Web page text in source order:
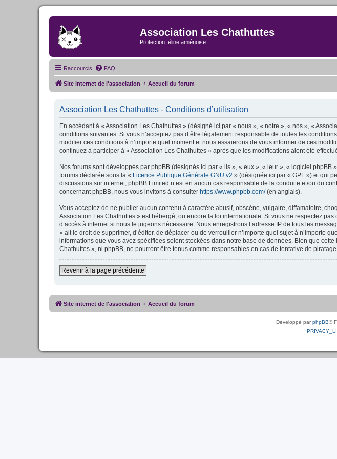
Association Les Chathuttes
Protection féline amiénoise
Raccourcis FAQ
Site internet de l'association Accueil du forum
Association Les Chathuttes - Conditions d’utilisation
En accédant à « Association Les Chathuttes » (désigné ici par « nous », « notre », « nos », «
conditions suivantes. Si vous n’acceptez pas d’être légalement responsable de toutes les
modifier ces conditions à n’importe quel moment et nous essaierons de vous informer de ces
continuez à participer à « Association Les Chathuttes » après que les modifications aient été
Nos forums sont développés par phpBB (désignés ici par « ils », « eux », « leur », « logiciel
forums déclarée sous la « Licence Publique Générale GNU v2 » (désignée ici par « GPL ») et qui
discussions sur internet, phpBB Limited n’est en aucun cas responsable de la conduite et/ou du
concernant phpBB, nous vous invitons à consulter https://www.phpbb.com/(en anglais).
Vous acceptez de ne publier aucun contenu à caractère abusif, obscène, vulgaire, diffamatoire,
Association Les Chathuttes » est hébergé, ou encore la loi internationale. Si vous ne respectez
d’accès à internet si nous le jugeons nécessaire. Nous enregistrons l’adresse IP de tous les
» ait le droit de supprimer, d’éditer, de déplacer ou de verrouiller n’importe quel sujet à n’importe
informations que vous avez spécifiées soient stockées dans notre base de données. Bien que
Chathuttes », ni phpBB, ne pourront être tenus comme responsables en cas de tentative de
Revenir à la page précédente
Site internet de l'association Accueil du forum
Développé parphpBB®